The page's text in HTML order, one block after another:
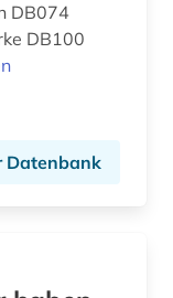
DB074
DB100
Datenbank